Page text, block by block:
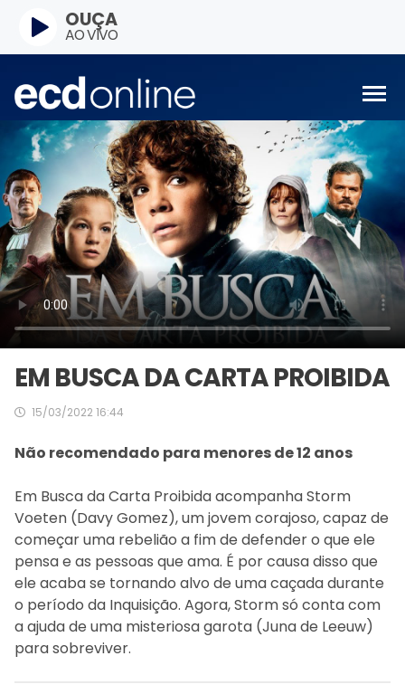
OUÇA
AO VIVO
EM BUSCA DA CARTA PROIBIDA
15/03/2022 16:44
Não recomendado para menores de 12 anos
Em Busca da Carta Proibida acompanha Storm
Voeten (DavyGomez), um jovem corajoso, capaz de
começar uma rebelião a fim de defender o que ele
pensa e as pessoas que ama. É por causa disso que
ele acaba se tornando alvo de uma caçada durante
o período da Inquisição. Agora, Storm só conta com
a ajuda de uma misteriosa garota (Junade Leeuw)
para sobreviver.